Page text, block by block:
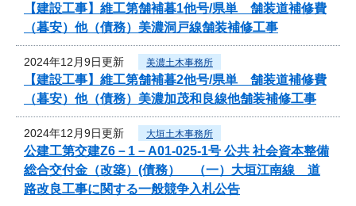
【建設工事】維工第舗補暮1他号/県単 舗装道補修費
（暮安）他（債務）美濃洞戸線舗装補修工事
2024年12月9日更新 美濃土木事務所
【建設工事】維工第舗補暮2他号/県単 舗装道補修費
（暮安）他（債務）美濃加茂和良線他舗装補修工事
2024年12月9日更新 大垣土木事務所
公建工第交建Z6－1－A01-025-1号 公共 社会資本整備
総合交付金（改築）(債務） （一）大垣江南線 道
路改良工事に関する一般競争入札公告